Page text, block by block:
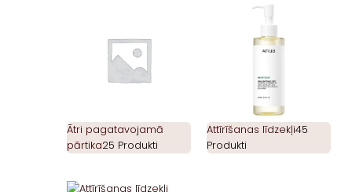
Ātri pagatavojamā
pārtika25 Produkti
Attīrīšanas līdzekļi45
Produkti